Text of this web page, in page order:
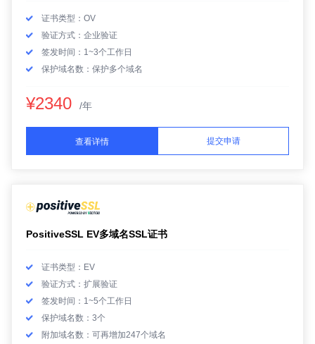
证书类型：OV
验证方式：企业验证
签发时间：1~3个工作日
保护域名数：保护多个域名
¥2340 /年
查看详情 提交申请
PositiveSSL EV多域名SSL证书
证书类型：EV
验证方式：扩展验证
签发时间：1~5个工作日
保护域名数：3个
附加域名数：可再增加247个域名